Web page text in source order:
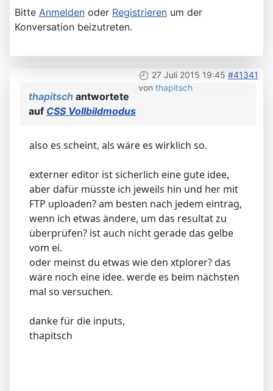
Bitte Anmelden oder Registrieren um der
Konversation beizutreten.
27 Juli 2015 19:45 #41341
von thapitsch
thapitsch antwortete
auf CSS Vollbildmodus
also es scheint, als wäre es wirklich so.
externer editor ist sicherlich eine gute idee,
aber dafür müsste ich jeweils hin und her mit
FTP uploaden? am besten nach jedem eintrag,
wenn ich etwas ändere, um das resultat zu
überprüfen? ist auch nicht gerade das gelbe
vom ei.
oder meinst du etwas wie den xtplorer? das
wäre noch eine idee. werde es beim nächsten
mal so versuchen.
danke für die inputs,
thapitsch